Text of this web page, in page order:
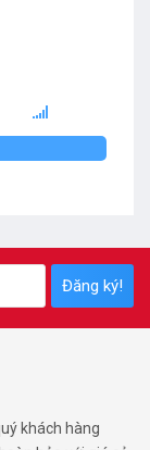
Đăng ký!
khách hàng